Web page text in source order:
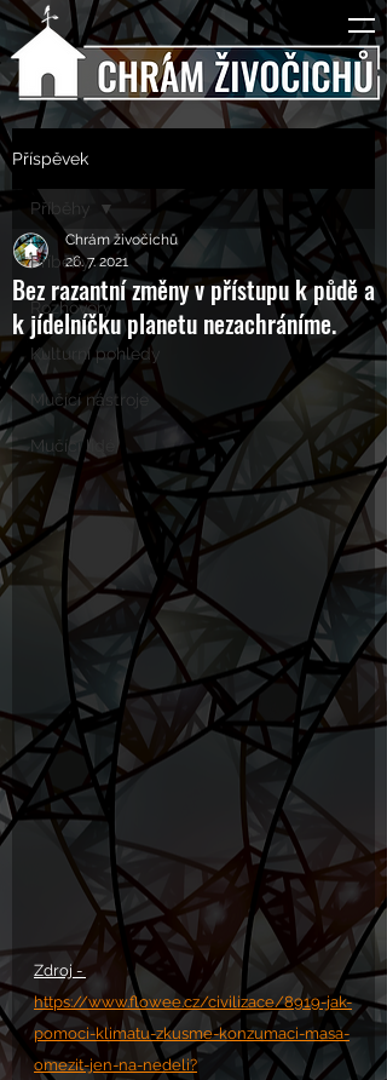
Příspěvek
Příběhy
Rozhovory
Kulturní pohledy
Mučící nástroje
Mučící lidé
Příběhy
Bez razantní změny v přístupu k půdě a
k jídelníčku planetu nezachráníme.
Chrám živočichů
26. 7. 2021
Zdroj -
https://www.flowee.cz/civilizace/8919-jak-
pomoci-klimatu-zkusme-konzumaci-masa-
omezit-jen-na-nedeli?